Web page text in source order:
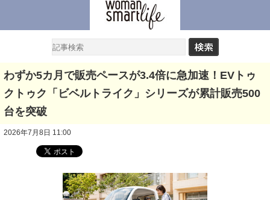
わずか5カ月で販売ペースが3.4倍に急加速！EVトゥ
クトゥク「ビベルトライク」シリーズが累計販売500
台を突破
2026年7月8日 11:00